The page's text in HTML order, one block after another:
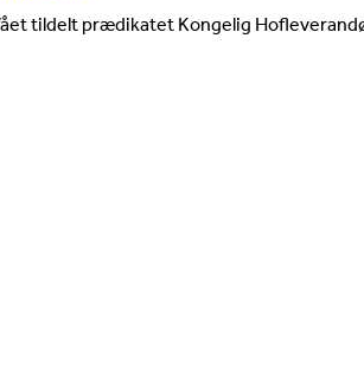
tildelt prædikatet Kongelig